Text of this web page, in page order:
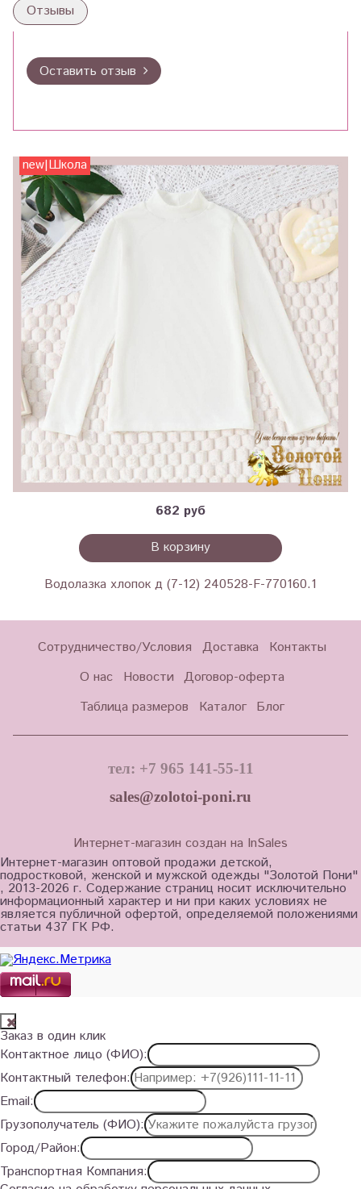
Отзывы
Оставить отзыв
new|Школа
682 руб
В корзину
Водолазка хлопок д (7-12) 240528-F-770160.1
Сотрудничество/Условия Доставка
Контакты
О нас
Новости Договор-оферта
Таблица размеров
Каталог Блог
тел: +7 965 141-55-11
sales@zolotoi-poni.ru
Интернет-магазин создан на InSales
Интернет-магазин оптовой продажи детской,
подростковой, женской и мужской одежды "Золотой Пони"
, 2013-2026 г. Содержание страниц носит исключительно
информационный характер и ни при каких условиях не
является публичной офертой, определяемой положениями
статьи 437 ГК РФ.
Заказ в один клик
Контактное лицо (ФИО):
Контактный телефон:
Email:
Грузополучатель (ФИО):
Город/Район:
Транспортная Компания: